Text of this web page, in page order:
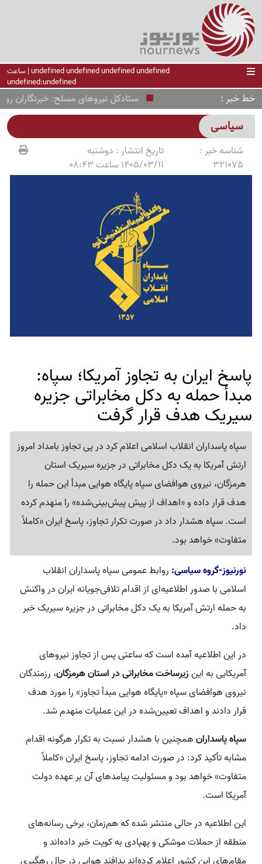
undefined undefined undefined undefined | ساعت
undefined:undefined
خط خبر ستادکل نیروهای مسلح: خبرنگاران
سیاسی
شناسه خبر :
321075
تاریخ انتشار : دوشنبه
1405/03/11 ساعت 08:43
پاسخ ایران به تجاوز آمریکا؛ سپاه:
مبدأ حمله به دکل مخابراتی جزیره
سیریک هدف قرار گرفت
سپاه پاسداران انقلاب اسلامی اعلام کرد در پی تجاوز بامداد امروز
ارتش آمریکا به یک دکل مخابراتی در جزیره سیریک استان
هرمزگان، نیروی هوافضای سپاه پایگاه هوایی مبدأ این حمله را
هدف قرار داده و «اهداف از پیش پیش‌بینی‌شده» را منهدم کرده
است. سپاه هشدار داد در صورت تکرار تجاوز، پاسخ ایران «کاملاً
متفاوت» خواهد بود.
نورنیوز-گروه سیاسی: روابط عمومی سپاه پاسداران انقلاب
اسلامی با صدور اطلاعیه‌ای از اقدام تلافی‌جویانه ایران در واکنش
به حمله ارتش آمریکا به یک دکل مخابراتی در جزیره سیریک خبر
داد.
در این اطلاعیه آمده است که ساعتی پس از تجاوز نیروهای
آمریکایی به اینزیرساخت مخابراتی در استان هرمزگان، رزمندگان
نیروی هوافضای سپاه «پایگاه هوایی مبدأ تجاوز» را مورد هدف
قرار دادند و اهداف تعیین‌شده در این عملیات منهدم شد.
سپاه پاسدارانهمچنین با هشدار نسبت به تکرار هرگونه اقدام
مشابه تأکید کرد: در صورت ادامه تجاوز، پاسخ ایران «کاملاً
متفاوت» خواهد بود و مسئولیت پیامدهای آن بر عهده دولت
آمریکا است.
این اطلاعیه در حالی منتشر شده که هم‌زمان، برخی رسانه‌های
منطقه از حملات موشکی و پهپادی به کویت خبر داده‌اند و